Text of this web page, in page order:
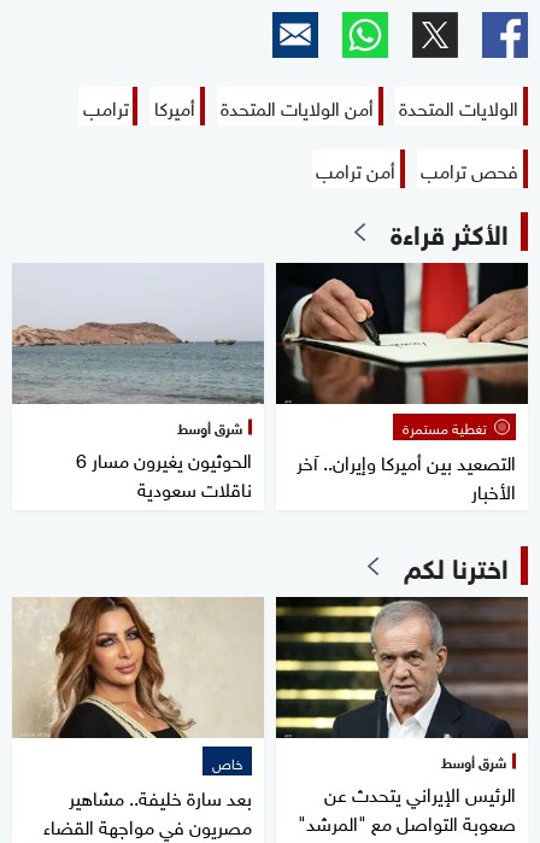
الولايات المتحدة أمن الولايات المتحدة أميركا
ترامب
فحص ترامب
أمن ترامب
الأكثر قراءة
تغطية مستمرة
التصعيد بين أميركا وإيران.. آخر
الأخبار
شرق أوسط
الحوثيون يغيرون مسار 6
ناقلات سعودية
اخترنا لكم
شرق أوسط
الرئيس الإيراني يتحدث عن
صعوبة التواصل مع "المرشد"
خاص
بعد سارة خليفة.. مشاهير
مصريون في مواجهة القضاء